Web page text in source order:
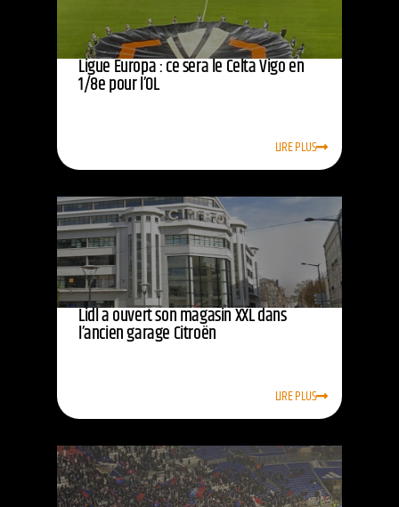
Ligue Europa : ce sera le Celta Vigo en
1/8e pour l’OL
LIRE PLUS
Lidl a ouvert son magasin XXL dans
l’ancien garage Citroën
LIRE PLUS